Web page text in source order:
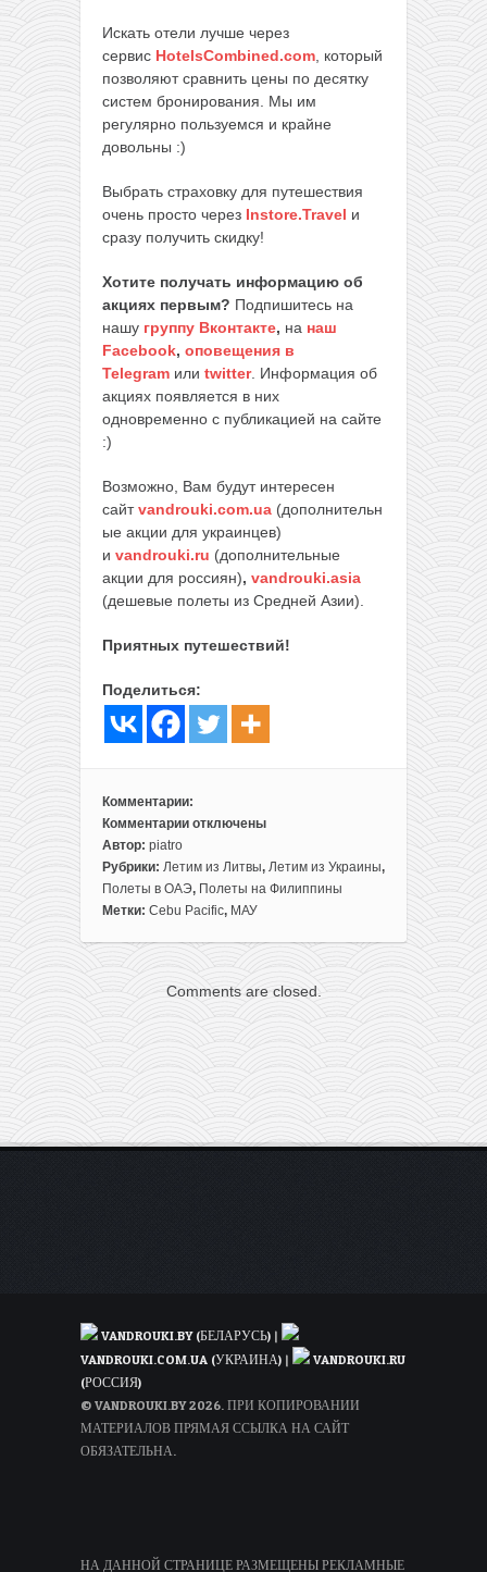
Искать отели лучше через
сервис HotelsCombined.com, который
позволяют сравнить цены по десятку
систем бронирования. Мы им
регулярно пользуемся и крайне
довольны :)
Выбрать страховку для путешествия
очень просто через Instore.Travel и
сразу получить скидку!
Хотите получать информацию об
акциях первым? Подпишитесь на
нашу группу Вконтакте, на наш
Facebook, оповещения в
Telegram или twitter. Информация об
акциях появляется в них
одновременно с публикацией на сайте
:)
Возможно, Вам будут интересен
сайтvandrouki.com.ua (дополнительн
ые акции для украинцев)
и vandrouki.ru (дополнительные
акции для россиян), vandrouki.asia
(дешевые полеты из Средней Азии).
Приятных путешествий!
Поделиться:
Комментарии:
Комментарии
к
записи
Заброска
из
за
89€
(плюс
дороге
Киев
Дубай)
отключены
Автор: piatro
Рубрики: Летим из Литвы, Летим из Украины,
Полеты в ОАЭ, Полеты на Филиппины
Метки: Cebu Pacific, МАУ
Comments are closed.
VANDROUKI.BY (БЕЛАРУСЬ) |
VANDROUKI.COM.UA (УКРАИНА) |
VANDROUKI.RU
(РОССИЯ)
© VANDROUKI.BY 2026. ПРИ КОПИРОВАНИИ
МАТЕРИАЛОВ ПРЯМАЯ ССЫЛКА НА САЙТ
ОБЯЗАТЕЛЬНА.
НА ДАННОЙ СТРАНИЦЕ РАЗМЕЩЕНЫ РЕКЛАМНЫЕ